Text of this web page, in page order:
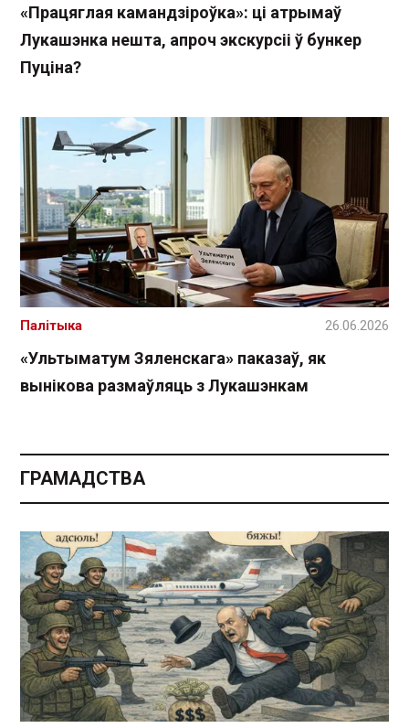
«Працяглая камандзіроўка»: ці атрымаў
Лукашэнка нешта, апроч экскурсіі ў бункер
Пуціна?
«Ультыматум Зяленскага» паказаў, як
вынікова размаўляць з Лукашэнкам
Палітыка 26.06.2026
ГРАМАДСТВА